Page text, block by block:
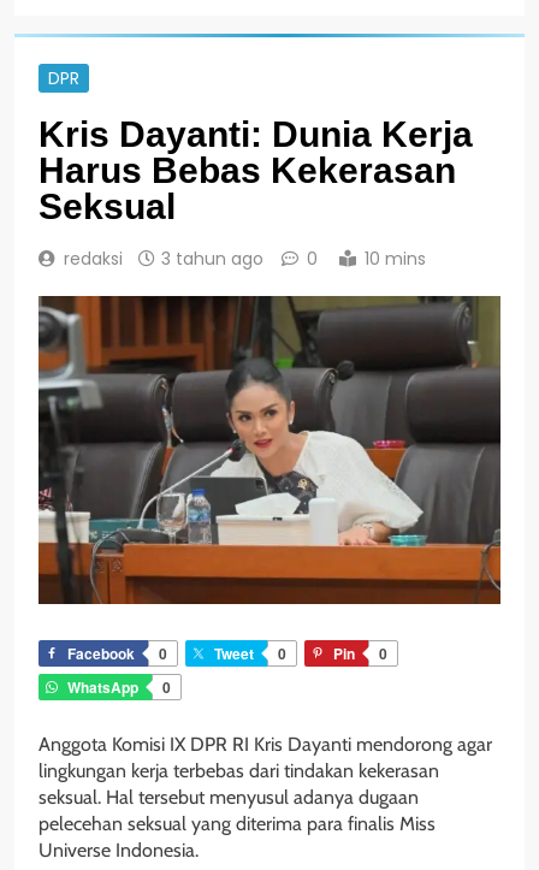
DPR
Kris Dayanti: Dunia Kerja
Harus Bebas Kekerasan
Seksual
redaksi 3 tahun ago 0 10 mins
Facebook 0 Tweet 0 Pin
0
WhatsApp
0
Anggota Komisi IX DPR RI Kris Dayanti mendorong agar
lingkungan kerja terbebas dari tindakan kekerasan
seksual. Hal tersebut menyusul adanya dugaan
pelecehan seksual yang diterima para finalis Miss
Universe Indonesia.